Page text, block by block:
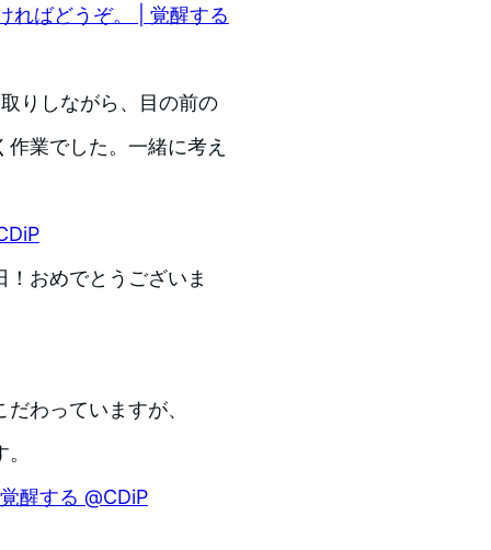
ればどうぞ。 | 覚醒する
りしながら、目の前の
業でした。一緒に考え
おめでとうございま
わっていますが、
醒する @CDiP